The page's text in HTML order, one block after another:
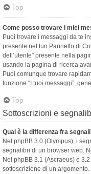
Top
Come posso trovare i miei
Puoi trovare i messaggi da te
presente nel tuo Pannello di
dell’utente” presente nella
usando la pagina di ricerca
Puoi comunque trovare
funzione “I tuoi messaggi”,
Top
Sottoscrizioni e
Qual è la differenza fra
Nel phpBB 3.0 (Olympus), i
segnalibri di un browser web.
Nel phpBB 3.1 (Ascraeus) e
sottoscrizione di un